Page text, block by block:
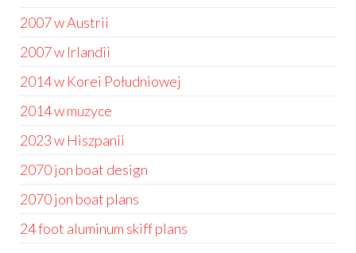
2007 w Austrii
2007 w Irlandii
2014 w Korei Południowej
2014 w muzyce
2023 w Hiszpanii
2070 jon boat design
2070 jon boat plans
24 foot aluminum skiff plans